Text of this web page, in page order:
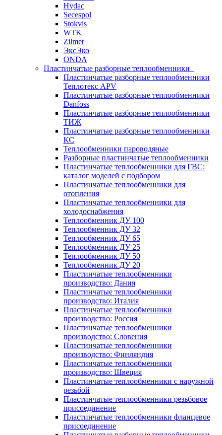
Hydac
Secespol
Stokvis
WTK
Zilmet
ЭксЭко
ONDA
Пластинчатые разборные теплообменники
Пластинчатые разборные теплообменники
Теплотекс APV
Пластинчатые разборные теплообменники
Danfoss
Пластинчатые разборные теплообменники
ТИЖ
Пластинчатые разборные теплообменники
КC
Теплообменники пароводяные
Разборные пластинчатые теплообменники
Пластинчатые теплообменники для ГВС:
каталог моделей с подбором
Пластинчатые теплообменники для
отопления
Пластинчатые теплообменники для
холодоснабжения
Теплообменник ДУ 100
Теплообменник ДУ 32
Теплообменник ДУ 65
Теплообменник ДУ 25
Теплообменник ДУ 50
Теплообменник ДУ 20
Пластинчатые теплообменники
производство: Дания
Пластинчатые теплообменники
производство: Италия
Пластинчатые теплообменники
производство: Россия
Пластинчатые теплообменники
производство: Словения
Пластинчатые теплообменники
производство: Финляндия
Пластинчатые теплообменники
производство: Швеция
Пластинчатые теплообменники с наружной
резьбой
Пластинчатые теплообменники резьбовое
присоединение
Пластинчатые теплообменники фланцевое
присоединение